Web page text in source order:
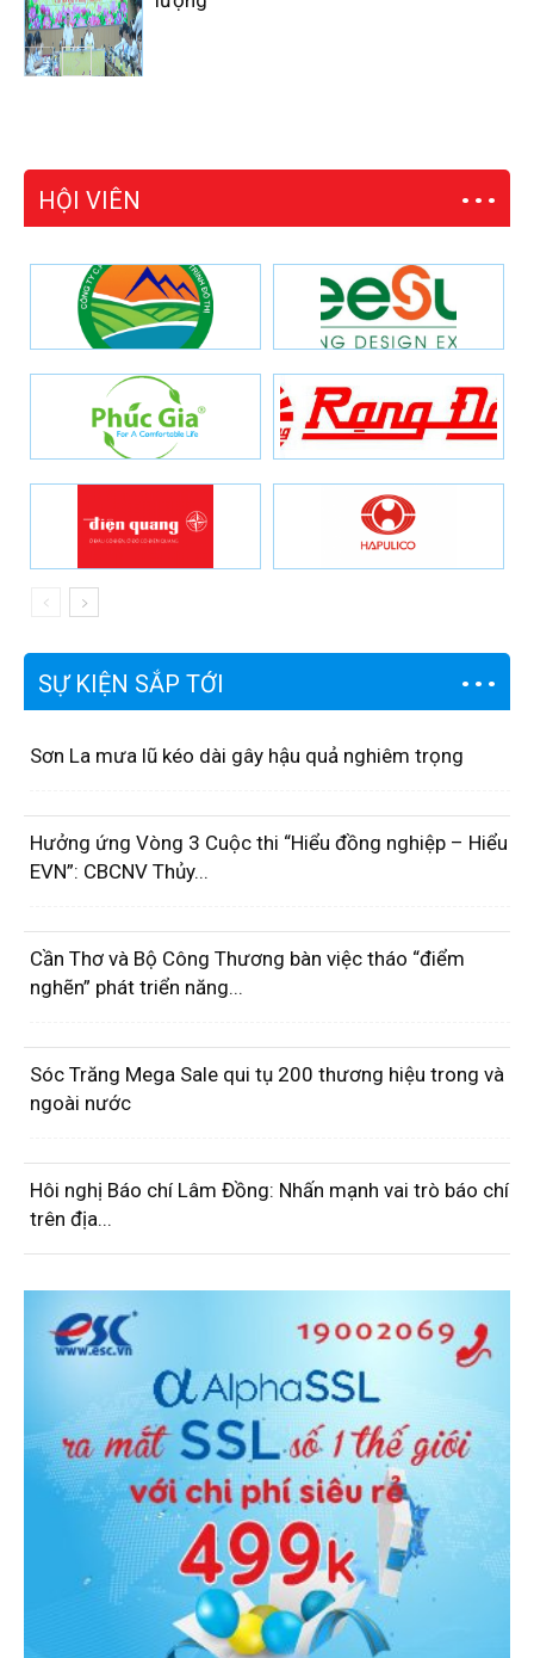
HỘI VIÊN
SỰ KIỆN SẮP TỚI
Sơn La mưa lũ kéo dài gây hậu quả nghiêm trọng
Hưởng ứng Vòng 3 Cuộc thi “Hiểu đồng nghiệp – Hiểu
EVN”: CBCNV Thủy...
Cần Thơ và Bộ Công Thương bàn việc tháo “điểm
nghẽn” phát triển năng...
Sóc Trăng Mega Sale qui tụ 200 thương hiệu trong và
ngoài nước
Hôi nghị Báo chí Lâm Đồng: Nhấn mạnh vai trò báo chí
trên địa...